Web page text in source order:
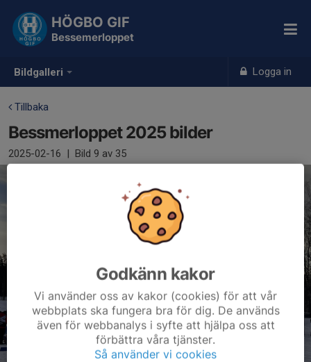
Bildgalleri Logga in
HÖGBO GIF
Bessemerloppet
Tillbaka
Bessmerloppet 2025 bilder
2025-02-16 | Bild 9 av 35
Godkänn kakor
Vi använder oss av kakor (cookies) för att vår
webbplats ska fungera bra för dig. De används
även för webbanalys i syfte att hjälpa oss att
förbättra våra tjänster.
Så använder vi cookies